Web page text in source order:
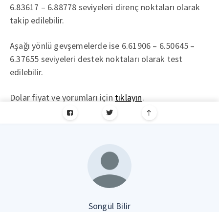
6.83617 – 6.88778 seviyeleri direnç noktaları olarak
takip edilebilir.
Aşağı yönlü gevşemelerde ise 6.61906 – 6.50645 –
6.37655 seviyeleri destek noktaları olarak test
edilebilir.
Dolar fiyat ve yorumları için tıklayın.
Songül Bilir